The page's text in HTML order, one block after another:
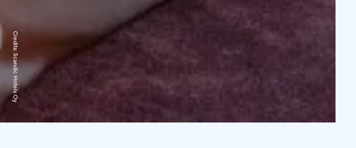
Credits:
Scandic Hotels Oy